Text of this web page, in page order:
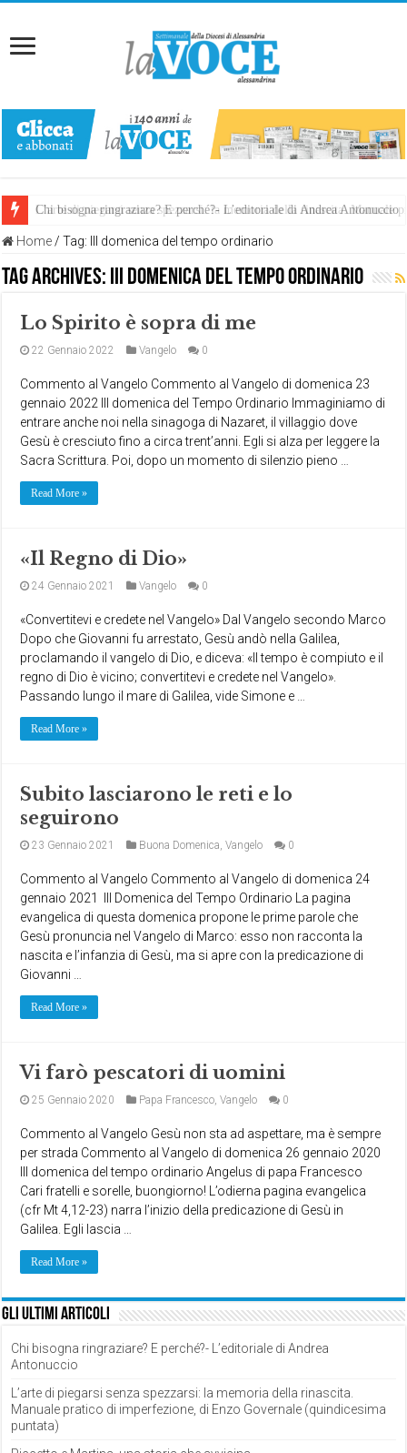
Chi bisogna ringraziare? E perché?- L’editoriale di Andrea Antonuccio
L’arte di piegarsi senza spezzarsi: la memoria della rinascita.
Home / Tag: III domenica del tempo ordinario
Tag Archives: III domenica del tempo ordinario
Lo Spirito è sopra di me
22 Gennaio 2022 Vangelo 0
Commento al Vangelo Commento al Vangelo di domenica 23
gennaio 2022 III domenica del Tempo Ordinario Immaginiamo di
entrare anche noi nella sinagoga di Nazaret, il villaggio dove
Gesù è cresciuto fino a circa trent’anni. Egli si alza per leggere la
Sacra Scrittura. Poi, dopo un momento di silenzio pieno …
Read More »
«Il Regno di Dio»
24 Gennaio 2021 Vangelo 0
«Convertitevi e credete nel Vangelo» Dal Vangelo secondo Marco
Dopo che Giovanni fu arrestato, Gesù andò nella Galilea,
proclamando il vangelo di Dio, e diceva: «Il tempo è compiuto e il
regno di Dio è vicino; convertitevi e credete nel Vangelo».
Passando lungo il mare di Galilea, vide Simone e …
Read More »
Subito lasciarono le reti e lo
seguirono
23 Gennaio 2021 Buona Domenica,Vangelo 0
Commento al Vangelo Commento al Vangelo di domenica 24
gennaio 2021 III Domenica del Tempo Ordinario La pagina
evangelica di questa domenica propone le prime parole che
Gesù pronuncia nel Vangelo di Marco: esso non racconta la
nascita e l’infanzia di Gesù, ma si apre con la predicazione di
Giovanni …
Read More »
Vi farò pescatori di uomini
25 Gennaio 2020 Papa Francesco,Vangelo 0
Commento al Vangelo Gesù non sta ad aspettare, ma è sempre
per strada Commento al Vangelo di domenica 26 gennaio 2020
III domenica del tempo ordinario Angelus di papa Francesco
Cari fratelli e sorelle, buongiorno! L’odierna pagina evangelica
(cfr Mt 4,12-23) narra l’inizio della predicazione di Gesù in
Galilea. Egli lascia …
Read More »
Gli ultimi articoli
Chi bisogna ringraziare? E perché?- L’editoriale di Andrea
Antonuccio
L’arte di piegarsi senza spezzarsi: la memoria della rinascita.
Manuale pratico di imperfezione, di Enzo Governale (quindicesima
puntata)